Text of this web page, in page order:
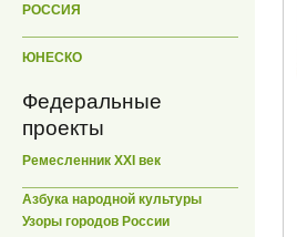
РОССИЯ
ЮНЕСКО
Федеральные
проекты
Ремесленник XXI век
Азбука народной культуры
Узоры городов России